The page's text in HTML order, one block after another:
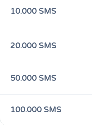
10.000 SMS
20.000 SMS
50.000 SMS
100.000 SMS